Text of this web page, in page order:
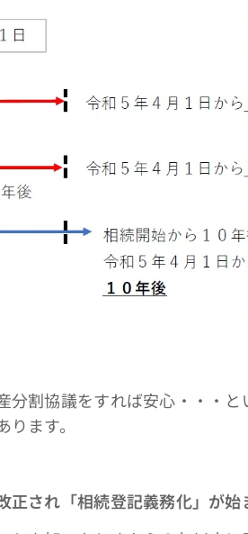
割協議をすれば安心・・・と
ます。
され「相続登記義務化」が始